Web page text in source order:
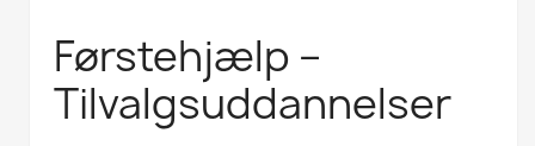
Førstehjælp –
Tilvalgsuddannelser